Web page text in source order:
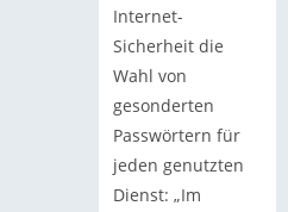
Internet-
Sicherheit die
Wahl von
gesonderten
Passwörtern für
jeden genutzten
Dienst: „Im